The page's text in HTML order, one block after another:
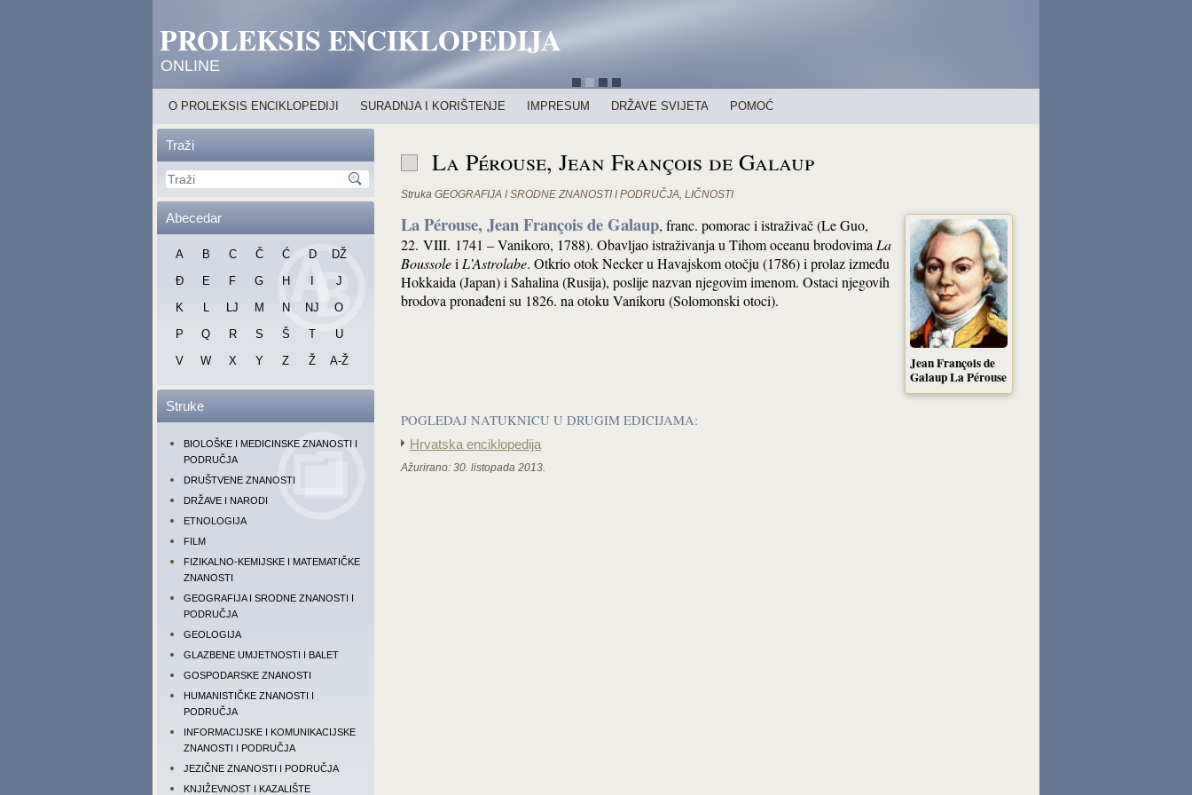
PROLEKSIS ENCIKLOPEDIJA
ONLINE
O PROLEKSIS ENCIKLOPEDIJI SURADNJA I KORIŠTENJE IMPRESUM DRŽAVE SVIJETA POMOĆ
Traži
Abecedar
A B C Č Ć D
DŽ
Đ
E F G H
J
K
L LJ M N NJ
O
P
Q R S Š T
U
V
W X Y Z Ž A-Ž
Struke
BIOLOŠKE I MEDICINSKE ZNANOSTI I
PODRUČJA
DRUŠTVENE ZNANOSTI
DRŽAVE I NARODI
ETNOLOGIJA
FILM
FIZIKALNO-KEMIJSKE I MATEMATIČKE
ZNANOSTI
GEOGRAFIJA I SRODNE ZNANOSTI I
PODRUČJA
GEOLOGIJA
GLAZBENE UMJETNOSTI I BALET
GOSPODARSKE ZNANOSTI
HUMANISTIČKE ZNANOSTI I
PODRUČJA
INFORMACIJSKE I KOMUNIKACIJSKE
ZNANOSTI I PODRUČJA
JEZIČNE ZNANOSTI I PODRUČJA
KNJIŽEVNOST I KAZALIŠTE
La Pérouse, Jean François de Galaup
Struka GEOGRAFIJA I SRODNE ZNANOSTI I PODRUČJA, LIČNOSTI
Jean François de
Galaup La Pérouse
La Pérouse, Jean François de Galaup, franc. pomorac i istraživač (Le Guo,
22. VIII. 1741 – Vanikoro, 1788). Obavljao istraživanja u Tihom oceanu brodovima La
Boussolei L’Astrolabe. Otkrio otok Necker u Havajskom otočju (1786) i prolaz između
Hokkaida (Japan) i Sahalina (Rusija), poslije nazvan njegovim imenom. Ostaci njegovih
brodova pronađeni su 1826. na otoku Vanikoru (Solomonski otoci).
POGLEDAJ NATUKNICU U DRUGIM EDICIJAMA:
Hrvatska enciklopedija
Ažurirano: 30. listopada 2013.